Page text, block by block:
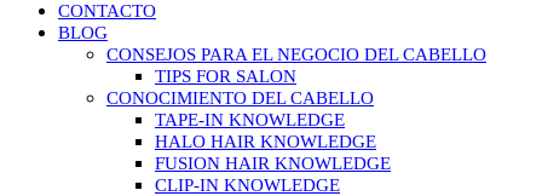
CONTACTO
BLOG
CONSEJOS PARA EL NEGOCIO DEL CABELLO
TIPS FOR SALON
CONOCIMIENTO DEL CABELLO
TAPE-IN KNOWLEDGE
HALO HAIR KNOWLEDGE
FUSION HAIR KNOWLEDGE
CLIP-IN KNOWLEDGE